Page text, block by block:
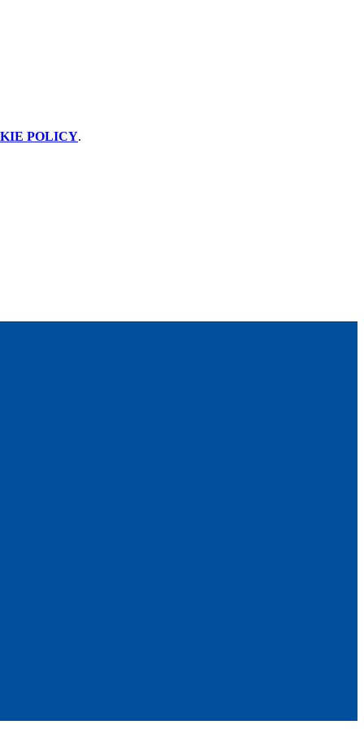
POLICY.